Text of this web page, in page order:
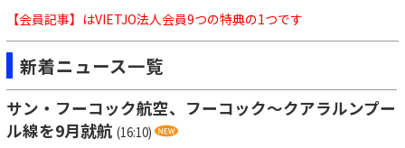
【会員記事】はVIETJO法人会員9つの特典の1つです
新着ニュース一覧
サン・フーコック航空、フーコック～クアラルンプー
ル線を9月就航 (16:10)